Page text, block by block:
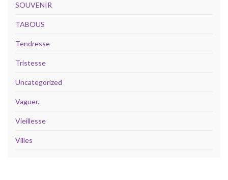
SOUVENIR
TABOUS
Tendresse
Tristesse
Uncategorized
Vaguer.
Vieillesse
Villes